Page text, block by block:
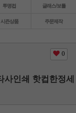
투명컵 글래스/보틀
시즌상품
주문제작
0
인쇄 핫컵한정세